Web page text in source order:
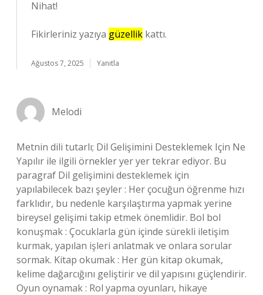
Nihat!
Fikirleriniz yazıya güzellik kattı.
Ağustos 7, 2025 Yanıtla
Melodi
Metnin dili tutarlı; Dil Gelişimini Desteklemek Için Ne
Yapılır ile ilgili örnekler yer yer tekrar ediyor. Bu
paragraf Dil gelişimini desteklemek için
yapılabilecek bazı şeyler : Her çocuğun öğrenme hızı
farklıdır, bu nedenle karşılaştırma yapmak yerine
bireysel gelişimi takip etmek önemlidir. Bol bol
konuşmak : Çocuklarla gün içinde sürekli iletişim
kurmak, yapılan işleri anlatmak ve onlara sorular
sormak. Kitap okumak : Her gün kitap okumak,
kelime dağarcığını geliştirir ve dil yapısını güçlendirir.
Oyun oynamak : Rol yapma oyunları, hikaye